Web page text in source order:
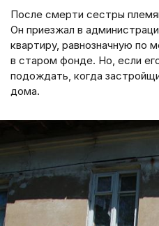
После смерти сестры
Он приезжал в
квартиру, равнозначную по
в старом фонде. Но, если
подождать, когда
дома.